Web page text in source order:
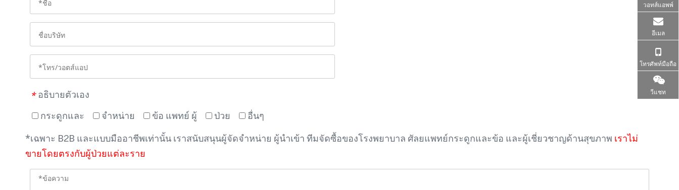
* อธิบายตัวเอง
กระดูกและ
จำหน่าย ข้อ แพทย์ ผู้ ป่วย
อื่นๆ
*เฉพาะ B2B และแบบมืออาชีพเท่านั้น เราสนับสนุนผู้จัดจำหน่าย ผู้นำเข้า ทีมจัดซื้อของโรงพยาบาล ศัลยแพทย์กระดูกและข้อ และผู้เชี่ยวชาญด้านสุขภาพ เราไม่
ขายโดยตรงกับผู้ป่วยแต่ละราย
วอทส์แอพพ์
อีเมล
โทรศัพท์มือถือ
วีแชท